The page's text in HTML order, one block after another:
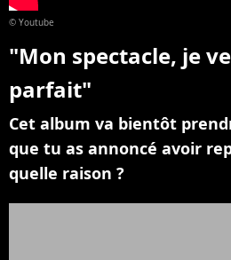
© Youtube
"Mon spectacle, je
parfait"
Cet album va bientôt
que tu as annoncé avoir
quelle raison ?